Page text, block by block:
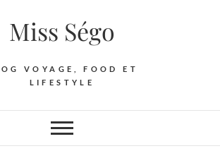
Miss Ségo
VOYAGE, FOOD ET
LIFESTYLE